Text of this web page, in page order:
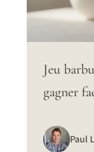
Jeu
gagner
Paul